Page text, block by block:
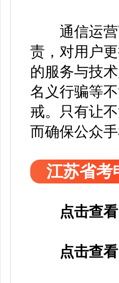
通信运营
责，对用户
的服务与技
名义行骗等
戒。只有让
而确保公众手
江苏省考
点击查看
点击查看